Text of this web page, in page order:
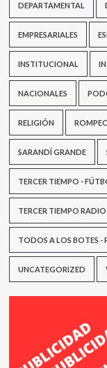
DEPARTAMENTAL
EMPRESARIALES
INSTITUCIONAL
NACIONALES
RELIGIÓN
SARANDÍ GRANDE
TERCER TIEMPO -
TERCER TIEMPO RADIO
TODOS A LOS BOTES -
UNCATEGORIZED